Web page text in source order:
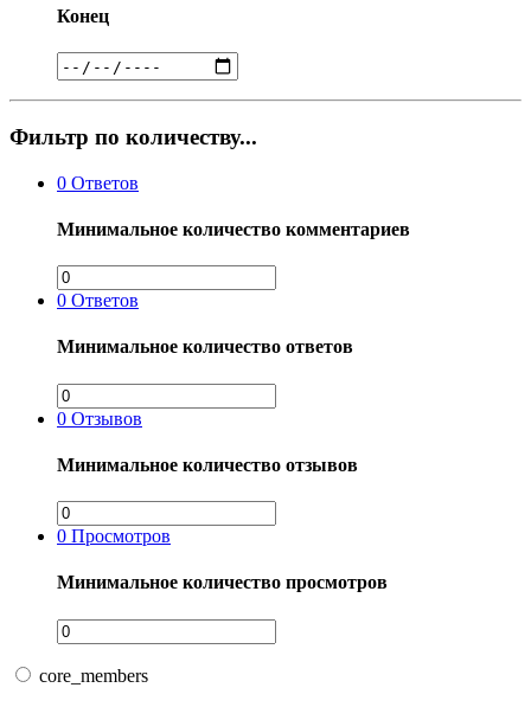
Конец
Фильтр по количеству...
0 Ответов
Минимальное количество комментариев
0 Ответов
Минимальное количество ответов
0 Отзывов
Минимальное количество отзывов
0 Просмотров
Минимальное количество просмотров
core_members